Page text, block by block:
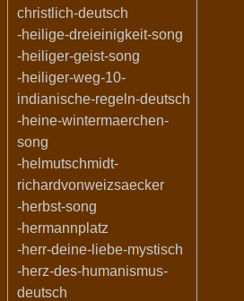
christlich-deutsch
-heilige-dreieinigkeit-song
-heiliger-geist-song
-heiliger-weg-10-
indianische-regeln-deutsch
-heine-wintermaerchen-
song
-helmutschmidt-
richardvonweizsaecker
-herbst-song
-hermannplatz
-herr-deine-liebe-mystisch
-herz-des-humanismus-
deutsch